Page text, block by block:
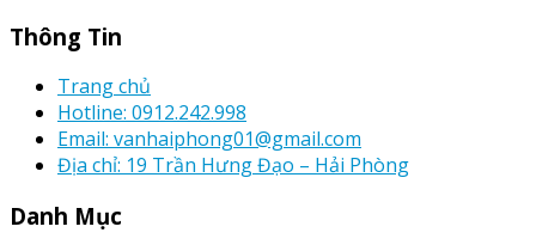
Thông Tin
Trang chủ
Hotline: 0912.242.998
Email: vanhaiphong01@gmail.com
Địa chỉ: 19 Trần Hưng Đạo – Hải Phòng
Danh Mục